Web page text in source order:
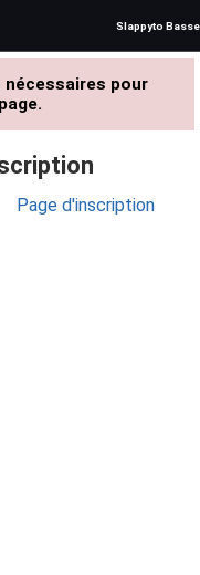
Slappyto Basse
nécessaires pour
Page d'inscription